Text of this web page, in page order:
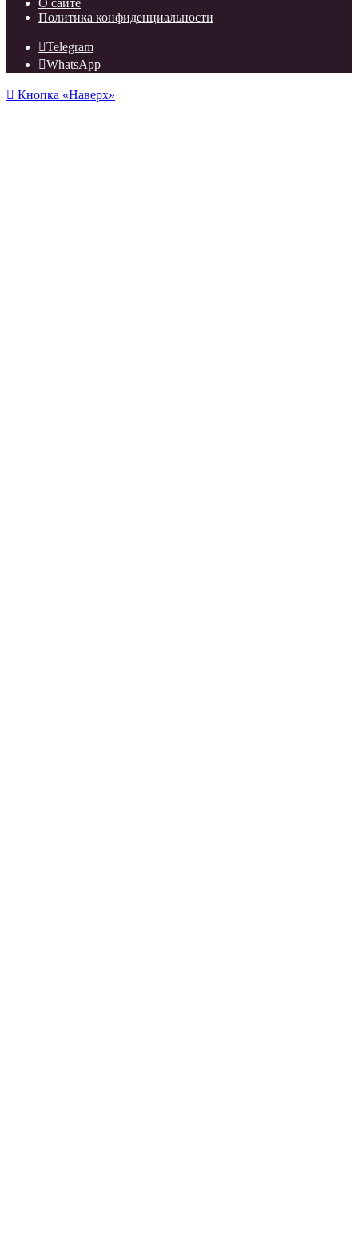
Политика конфиденциальности
Telegram
WhatsApp
Кнопка «Наверх»